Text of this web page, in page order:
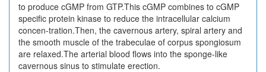
to produce cGMP from GTP.This cGMP combines to cGMP
specific protein kinase to reduce the intracellular calcium
concen-tration.Then, the cavernous artery, spiral artery and
the smooth muscle of the trabeculae of corpus spongiosum
are relaxed.The arterial blood flows into the sponge-like
cavernous sinus to stimulate erection.